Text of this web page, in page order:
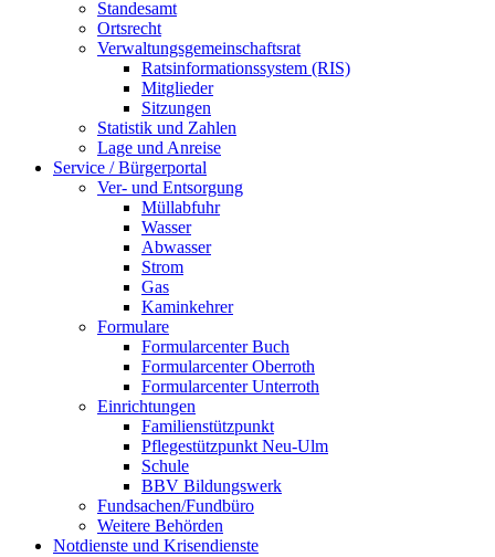
Standesamt
Ortsrecht
Verwaltungsgemeinschaftsrat
Ratsinformationssystem (RIS)
Mitglieder
Sitzungen
Statistik und Zahlen
Lage und Anreise
Service / Bürgerportal
Ver- und Entsorgung
Müllabfuhr
Wasser
Abwasser
Strom
Gas
Kaminkehrer
Formulare
Formularcenter Buch
Formularcenter Oberroth
Formularcenter Unterroth
Einrichtungen
Familienstützpunkt
Pflegestützpunkt Neu-Ulm
Schule
BBV Bildungswerk
Fundsachen/Fundbüro
Weitere Behörden
Notdienste und Krisendienste